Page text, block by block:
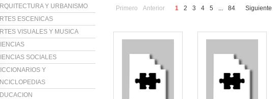
Y URBANISMO
ESCENICAS
VISUALES Y MUSICA
SOCIALES
Y
Primero Anterior 1 2 3 4 5 ... 84 Siguiente